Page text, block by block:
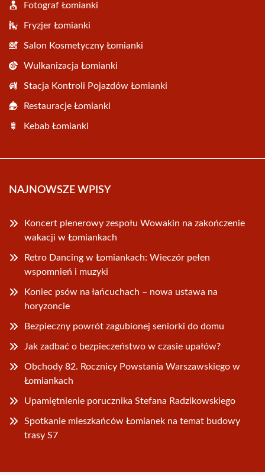
Fotograf Łomianki
Fryzjer Łomianki
Salon Kosmetyczny Łomianki
Wulkanizacja Łomianki
Stacja Kontroli Pojazdów Łomianki
Restauracje Łomianki
Kebab Łomianki
NAJNOWSZE WPISY
Koncert plenerowy zespołu Wowakin na zakończenie
wakacji w Łomiankach
Retro Dancing w Łomiankach: Wieczór pełen
wspomnień i muzyki
Koniec psów na łańcuchach – nowa ustawa na
horyzoncie
Bezpieczny powrót zagubionej seniorki do domu
Jak zadbać o bezpieczeństwo w czasie upałów?
Obchody 82. Rocznicy Powstania Warszawskiego w
Łomiankach
Upamiętnienie porucznika Stefana Radzikowskiego
Spotkanie mieszkańców Łomianek na temat budowy
trasy S7